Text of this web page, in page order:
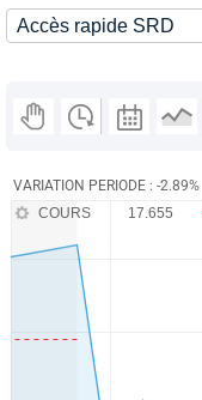
VARIATION PERIODE : -2.89%
COURS 17.655